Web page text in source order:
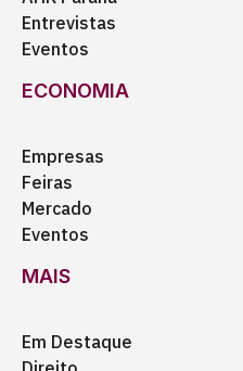
Entrevistas
Eventos
ECONOMIA
Empresas
Feiras
Mercado
Eventos
MAIS
Em Destaque